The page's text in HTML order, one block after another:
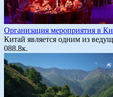
Организация мероприятия в
Китай является одним из
088.8к.